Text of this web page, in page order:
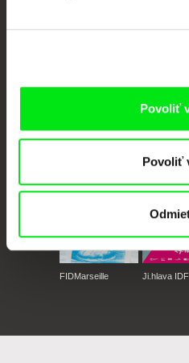
Povoliť
Povoliť
FIDMarseille Ji.hlava